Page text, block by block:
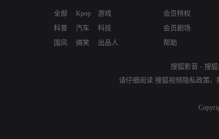
全部
科普
国风
Kpop
汽车
搞笑
游戏
科技
出品人
会员特权
会员剧场
帮助
搜狐影音 - 搜
请仔细阅读 搜狐视频隐私政策、